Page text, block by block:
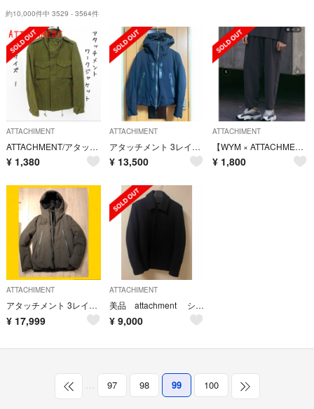
約10,000件中 3529 - 3564件
ATTACHIMENT
ATTACHMENT/アタッチメント ワークジャケット カーキ/1
¥ 1,380
ATTACHIMENT
アタッチメント 3レイヤー 止水 ジップ ダウン ジャケット ブルゾン
¥ 13,500
ATTACHIMENT
【WYM × ATTACHMENT】 LOOSE TAPERED PANTS
¥ 1,800
ATTACHIMENT
アタッチメント 3レイヤー 止水 ダウン ジャケット パーカー レザースニーカー
¥ 17,999
ATTACHIMENT
美品 attachment ショート丈メルトンコート サイズ１
¥ 9,000
… 97 98 99 100